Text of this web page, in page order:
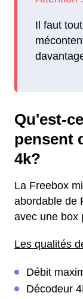
Il faut
Qu'est-
pensent
4k?
La Freebox
abordable de
avec une box
Les qualités
Débit
Décodeur